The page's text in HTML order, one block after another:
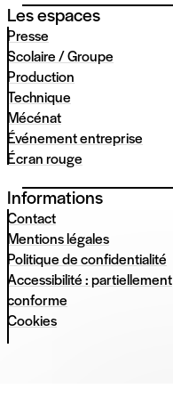
Les espaces
Presse
Scolaire / Groupe
Production
Technique
Mécénat
Événement entreprise
Écran rouge
Informations
Contact
Mentions légales
Politique de confidentialité
Accessibilité : partiellement
conforme
Cookies